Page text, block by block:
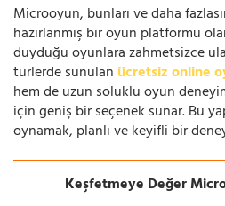
Microoyun, bunları ve daha
hazırlanmış bir oyun platformu
duyduğu oyunlara zahmetsizce
türlerde sunulan ücretsiz online
hem de uzun soluklu oyun
için geniş bir seçenek sunar. Bu
oynamak, planlı ve keyifli bir
Keşfetmeye Değer